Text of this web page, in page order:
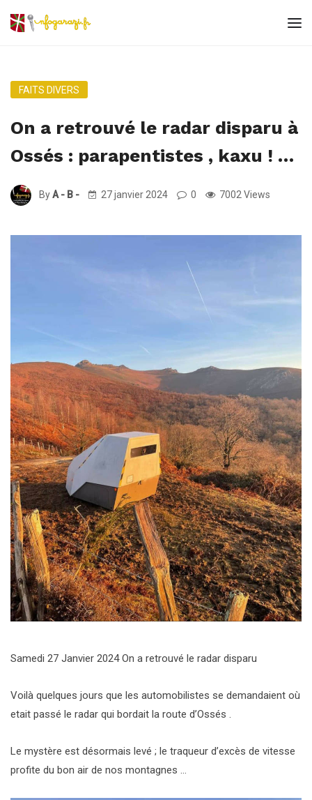
FAITS DIVERS
On a retrouvé le radar disparu à
Ossés : parapentistes , kaxu ! …
ByA - B - 27 janvier 2024 0 7002 Views
Samedi 27 Janvier 2024 On a retrouvé le radar disparu
Voilà quelques jours que les automobilistes se demandaient où
etait passé le radar qui bordait la route d’Ossés .
Le mystère est désormais levé ; le traqueur d’excès de vitesse
profite du bon air de nos montagnes …